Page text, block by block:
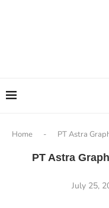
Home - PT Astra
PT Astra
July 25,